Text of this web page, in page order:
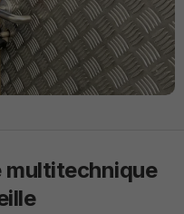
multitechnique